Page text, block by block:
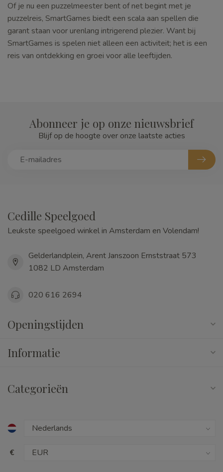
Of je nu een puzzelmeester bent of net begint met je
puzzelreis, SmartGames biedt een scala aan spellen die
garant staan voor urenlang intrigerend plezier. Want bij
SmartGames is spelen niet alleen een activiteit; het is een
reis van ontdekking en groei voor alle leeftijden.
Abonneer je op onze nieuwsbrief
Blijf op de hoogte over onze laatste acties
Cedille Speelgoed
Leukste speelgoed winkel in Amsterdam en Volendam!
Gelderlandplein, Arent Janszoon Ernststraat 573
1082 LD Amsterdam
020 616 2694
Openingstijden
Informatie
Categorieën
€